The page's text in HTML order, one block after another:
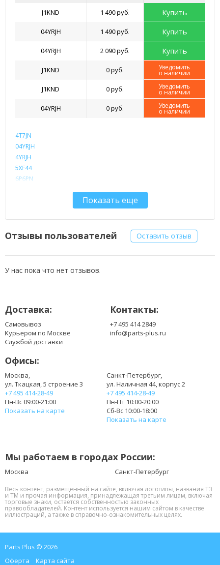
J1KND
1 490 руб. Купить
04YRJH 1 490 руб. Купить
04YRJH 2 090 руб. Купить
J1KND 0 руб. Уведомить
о наличии
J1KND 0 руб. Уведомить
о наличии
04YRJH 0 руб. Уведомить
о наличии
4T7JN
04YRJH
4YRJH
5XF44
6P6PN
9T48V
9TCXN
312-0233
312-1197
312-1202
312-1204
312-1262
383CW
451-11510
965Y7
GK2X6
PPWT2
W7H3N
YXVK2
Показать еще
Отзывы пользователей Оставить отзыв
У нас пока что нет отзывов.
Доставка:
Самовывоз
Курьером по Москве
Службой доставки
Контакты:
+7 495 414 2849
info@parts-plus.ru
Офисы:
Москва,
ул. Ткацкая, 5 строение 3
+7 495 414-28-49
Пн-Вс 09:00-21:00
Показать на карте
Санкт-Петербург,
ул. Наличная 44, корпус 2
+7 495 414-28-49
Пн-Пт 10:00-20:00
Сб-Вс 10:00-18:00
Показать на карте
Мы работаем в городах России:
Москва Санкт-Петербург
Весь контент, размещенный на сайте, включая логотипы, названия ТЗ
и ТМ и прочая информация, принадлежащая третьим лицам, включая
торговые знаки, остается собственностью законных
правообладателей. Контент используется нашим сайтом в качестве
иллюстраций, а также в справочно-ознакомительных целях.
Parts Plus © 2026
Оферта
Карта сайта